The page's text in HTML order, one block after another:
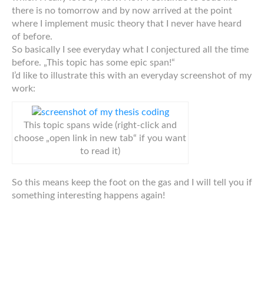
there is no tomorrow and by now arrived at the point
where I implement music theory that I never have heard
of before.
So basically I see everyday what I conjectured all the time
before. „This topic has some epic span!“
I’d like to illustrate this with an everyday screenshot of my
work:
This topic spans wide (right-click and
choose „open link in new tab“ if you want
to read it)
So this means keep the foot on the gas and I will tell you if
something interesting happens again!